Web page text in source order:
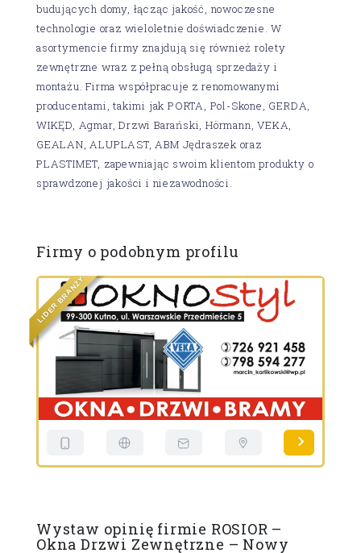
budujących domy, łącząc jakość, nowoczesne
technologie oraz wieloletnie doświadczenie. W
asortymencie firmy znajdują się również rolety
zewnętrzne wraz z pełną obsługą sprzedaży i
montażu. Firma współpracuje z renomowanymi
producentami, takimi jak PORTA, Pol-Skone, GERDA,
WIKĘD, Agmar, Drzwi Barański, Hörmann, VEKA,
GEALAN, ALUPLAST, ABM Jędraszek oraz
PLASTIMET, zapewniając swoim klientom produkty o
sprawdzonej jakości i niezawodności.
Firmy o podobnym profilu
LI
DER
BRAN
Ż
Y
Wystaw opinię firmie ROSIOR –
Okna Drzwi Zewnętrzne – Nowy